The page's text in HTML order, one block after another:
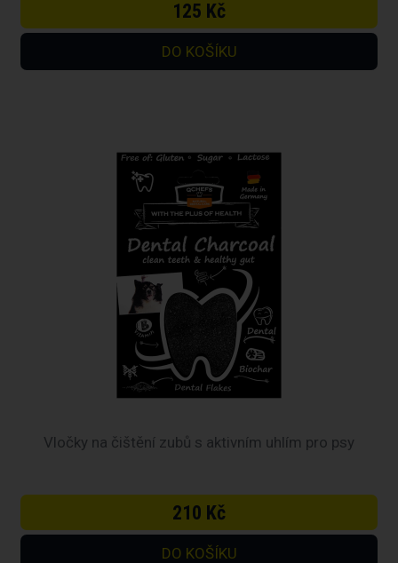
125 Kč
Vločky na čištění zubů s aktivním uhlím pro psy
210 Kč